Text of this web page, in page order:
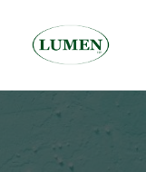
content